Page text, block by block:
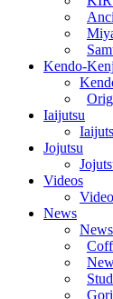
Kendo-
Iaijutsu
Jojutsu
Videos
News
News